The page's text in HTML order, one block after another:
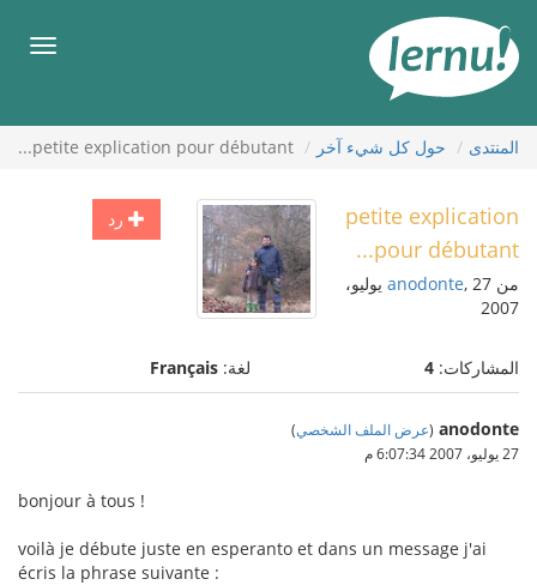
المحتويات
قائمة
المنتدى حول كل شيء آخر petite explication pour débutant...
رد
petite explication
pour débutant...
من anodonte , 27 يوليو،
2007
المشاركات: 4 لغة: Français
anodonte
(عرض الملف الشخصي)
27 يوليو، 2007 6:07:34 م
bonjour à tous !
voilà je débute juste en esperanto et dans un message j'ai
écris la phrase suivante :